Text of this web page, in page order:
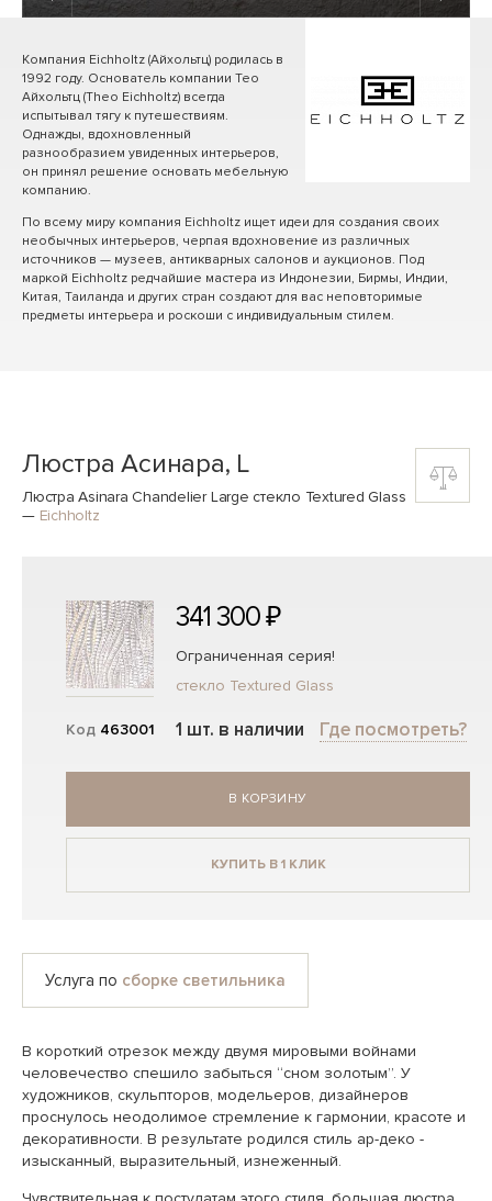
Компания Eichholtz (Айхольтц) родилась в
1992 году. Основатель компании Тео
Айхольтц (Theo Eichholtz) всегда
испытывал тягу к путешествиям.
Однажды, вдохновленный
разнообразием увиденных интерьеров,
он принял решение основать мебельную
компанию.
По всему миру компания Eichholtz ищет идеи для создания своих
необычных интерьеров, черпая вдохновение из различных
источников — музеев, антикварных салонов и аукционов. Под
маркой Eichholtz редчайшие мастера из Индонезии, Бирмы, Индии,
Китая, Таиланда и других стран создают для вас неповторимые
предметы интерьера и роскоши с индивидуальным стилем.
Люстра Асинара, L
Люстра Asinara Chandelier Large стекло Textured Glass
— Eichholtz
Код 463001
341 300 ₽
Ограниченная серия!
стекло Textured Glass
1 шт. в наличии Где посмотреть?
В КОРЗИНУ
КУПИТЬ В 1 КЛИК
Услуга по сборке светильника
В короткий отрезок между двумя мировыми войнами
человечество спешило забыться “сном золотым”. У
художников, скульпторов, модельеров, дизайнеров
проснулось неодолимое стремление к гармонии, красоте и
декоративности. В результате родился стиль ар-деко -
изысканный, выразительный, изнеженный.